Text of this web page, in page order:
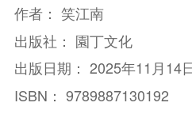
作者： 笑江南
出版社： 園丁文化
出版日期： 2025年11月14
ISBN： 9789887130192